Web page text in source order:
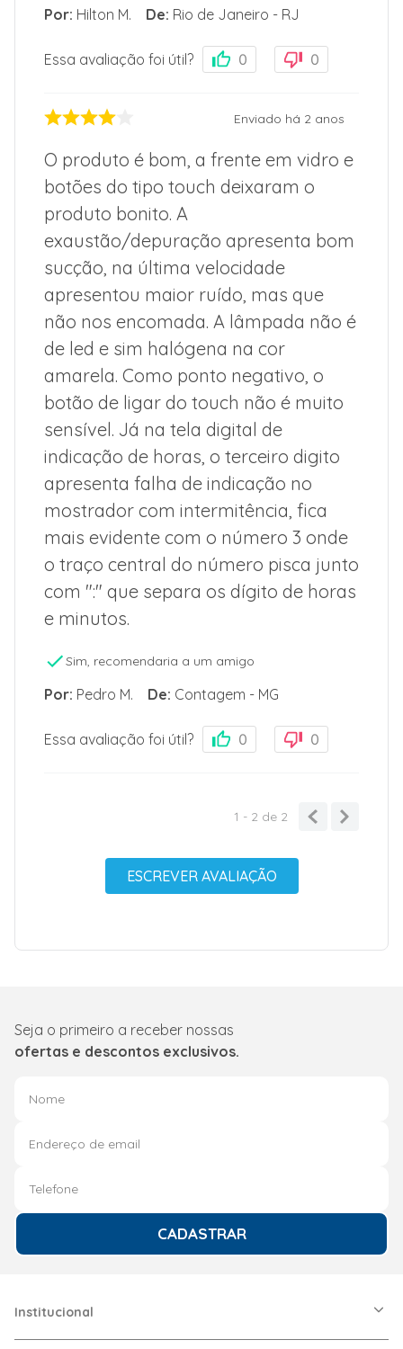
Por: Hilton M. De: Rio de Janeiro - RJ
Essa avaliação foi útil? 0 0
Enviado há 2 anos
O produto é bom, a frente em vidro e
botões do tipo touch deixaram o
produto bonito. A
exaustão/depuração apresenta bom
sucção, na última velocidade
apresentou maior ruído, mas que
não nos encomada. A lâmpada não é
de led e sim halógena na cor
amarela. Como ponto negativo, o
botão de ligar do touch não é muito
sensível. Já na tela digital de
indicação de horas, o terceiro digito
apresenta falha de indicação no
mostrador com intermitência, fica
mais evidente com o número 3 onde
o traço central do número pisca junto
com ":" que separa os dígito de horas
e minutos.
Sim, recomendaria a um amigo
Por: Pedro M. De: Contagem - MG
Essa avaliação foi útil? 0 0
1 - 2 de 2
ESCREVER AVALIAÇÃO
Seja o primeiro a receber nossas
ofertas e descontos exclusivos.
CADASTRAR
Institucional